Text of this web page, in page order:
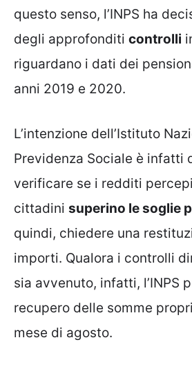
questo senso, l’INPS ha
degli approfonditi controlli
riguardano i dati dei
anni 2019 e 2020.
L’intenzione dell’Istituto
Previdenza Sociale è infatti
verificare se i redditi
cittadini superino le soglie
quindi, chiedere una
importi. Qualora i controlli
sia avvenuto, infatti, l’INPS
recupero delle somme
mese di agosto.